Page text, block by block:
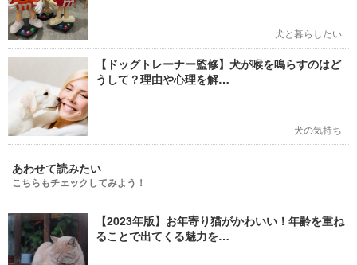
犬と暮らしたい
【ドッグトレーナー監修】犬が喉を鳴らすのはど
うして？理由や心理を解…
犬の気持ち
あわせて読みたい
こちらもチェックしてみよう！
【2023年版】お年寄り猫がかわいい！年齢を重ね
ることで出てくる魅力を…